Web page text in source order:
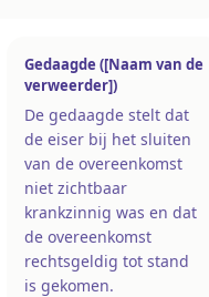
Gedaagde ([Naam van de
verweerder])
De gedaagde stelt dat
de eiser bij het sluiten
van de overeenkomst
niet zichtbaar
krankzinnig was en dat
de overeenkomst
rechtsgeldig tot stand
is gekomen.